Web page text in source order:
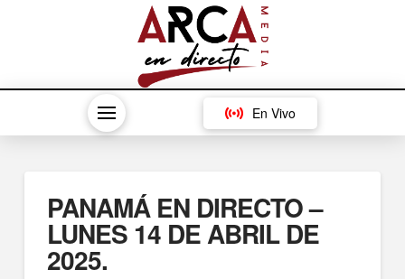
En Vivo
PANAMÁ EN DIRECTO –
LUNES 14 DE ABRIL DE
2025.